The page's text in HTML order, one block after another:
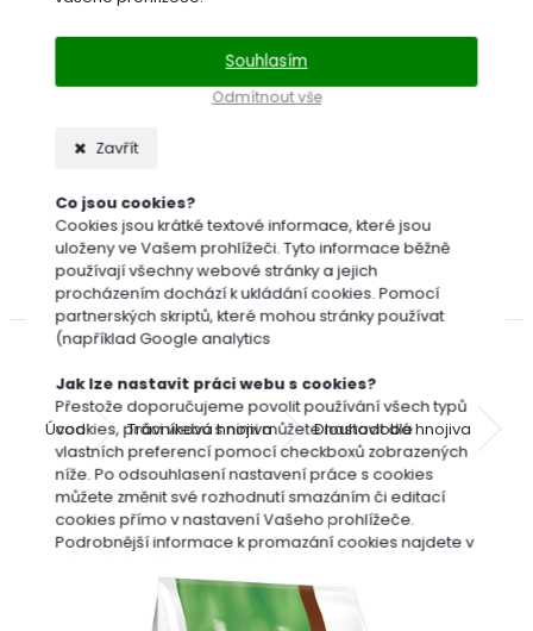
Odmítnout vše
Souhlasím
Zavřít
Co jsou cookies?
Cookies jsou krátké textové informace, které jsou
uloženy ve Vašem prohlížeči. Tyto informace běžně
používají všechny webové stránky a jejich
procházením dochází k ukládání cookies. Pomocí
partnerských skriptů, které mohou stránky používat
(například Google analytics
Jak lze nastavit práci webu s cookies?
Přestože doporučujeme povolit používání všech typů
cookies, práci webu s nimi můžete nastavit dle
vlastních preferencí pomocí checkboxů zobrazených
níže. Po odsouhlasení nastavení práce s cookies
můžete změnit své rozhodnutí smazáním či editací
cookies přímo v nastavení Vašeho prohlížeče.
Podrobnější informace k promazání cookies najdete v
Preferenční Statistické
značku
Cererit
Garlon
Roundup
(Randap)
Travin
Úvod Trávníková hnojiva Dlouhodobá hnojiva
Gronamic Preseeder trávníkové hnojivo
25 kg